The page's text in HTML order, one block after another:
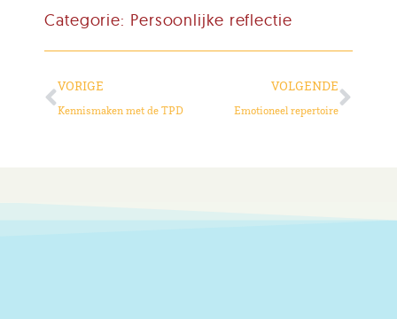
Categorie: Persoonlijke reflectie
VORIGE
Kennismaken met de TPD
VOLGENDE
Emotioneel repertoire